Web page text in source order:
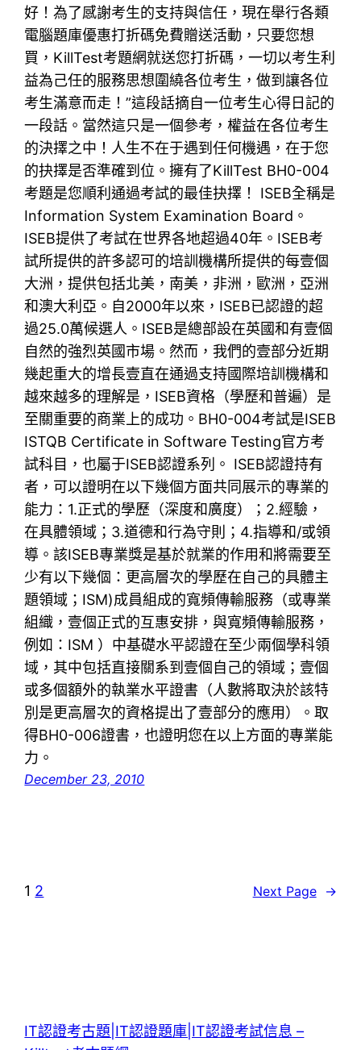
好！為了感謝考生的支持與信任，現在舉行各類
電腦題庫優惠打折碼免費贈送活動，只要您想
買，KillTest考題網就送您打折碼，一切以考生利
益為己任的服務思想圍繞各位考生，做到讓各位
考生滿意而走！”這段話摘自一位考生心得日記的
一段話。當然這只是一個參考，權益在各位考生
的決擇之中！人生不在于遇到任何機遇，在于您
的抉擇是否準確到位。擁有了KillTest BH0-004
考題是您順利通過考試的最佳抉擇！ ISEB全稱是
Information System Examination Board。
ISEB提供了考試在世界各地超過40年。ISEB考
試所提供的許多認可的培訓機構所提供的每壹個
大洲，提供包括北美，南美，非洲，歐洲，亞洲
和澳大利亞。自2000年以來，ISEB已認證的超
過25.0萬候選人。ISEB是總部設在英國和有壹個
自然的強烈英國市場。然而，我們的壹部分近期
幾起重大的增長壹直在通過支持國際培訓機構和
越來越多的理解是，ISEB資格（學歷和普遍）是
至關重要的商業上的成功。BH0-004考試是ISEB
ISTQB Certificate in Software Testing官方考
試科目，也屬于ISEB認證系列。 ISEB認證持有
者，可以證明在以下幾個方面共同展示的專業的
能力：1.正式的學歷（深度和廣度）；2.經驗，
在具體領域；3.道德和行為守則；4.指導和/或領
導。該ISEB專業獎是基於就業的作用和將需要至
少有以下幾個：更高層次的學歷在自己的具體主
題領域；ISM)成員組成的寬頻傳輸服務（或專業
組織，壹個正式的互惠安排，與寬頻傳輸服務，
例如：ISM ）中基礎水平認證在至少兩個學科領
域，其中包括直接關系到壹個自己的領域；壹個
或多個額外的執業水平證書（人數將取決於該特
別是更高層次的資格提出了壹部分的應用）。取
得BH0-006證書，也證明您在以上方面的專業能
力。
December 23, 2010
1 2 Next Page →
IT認證考古題|IT認證題庫|IT認證考試信息 –